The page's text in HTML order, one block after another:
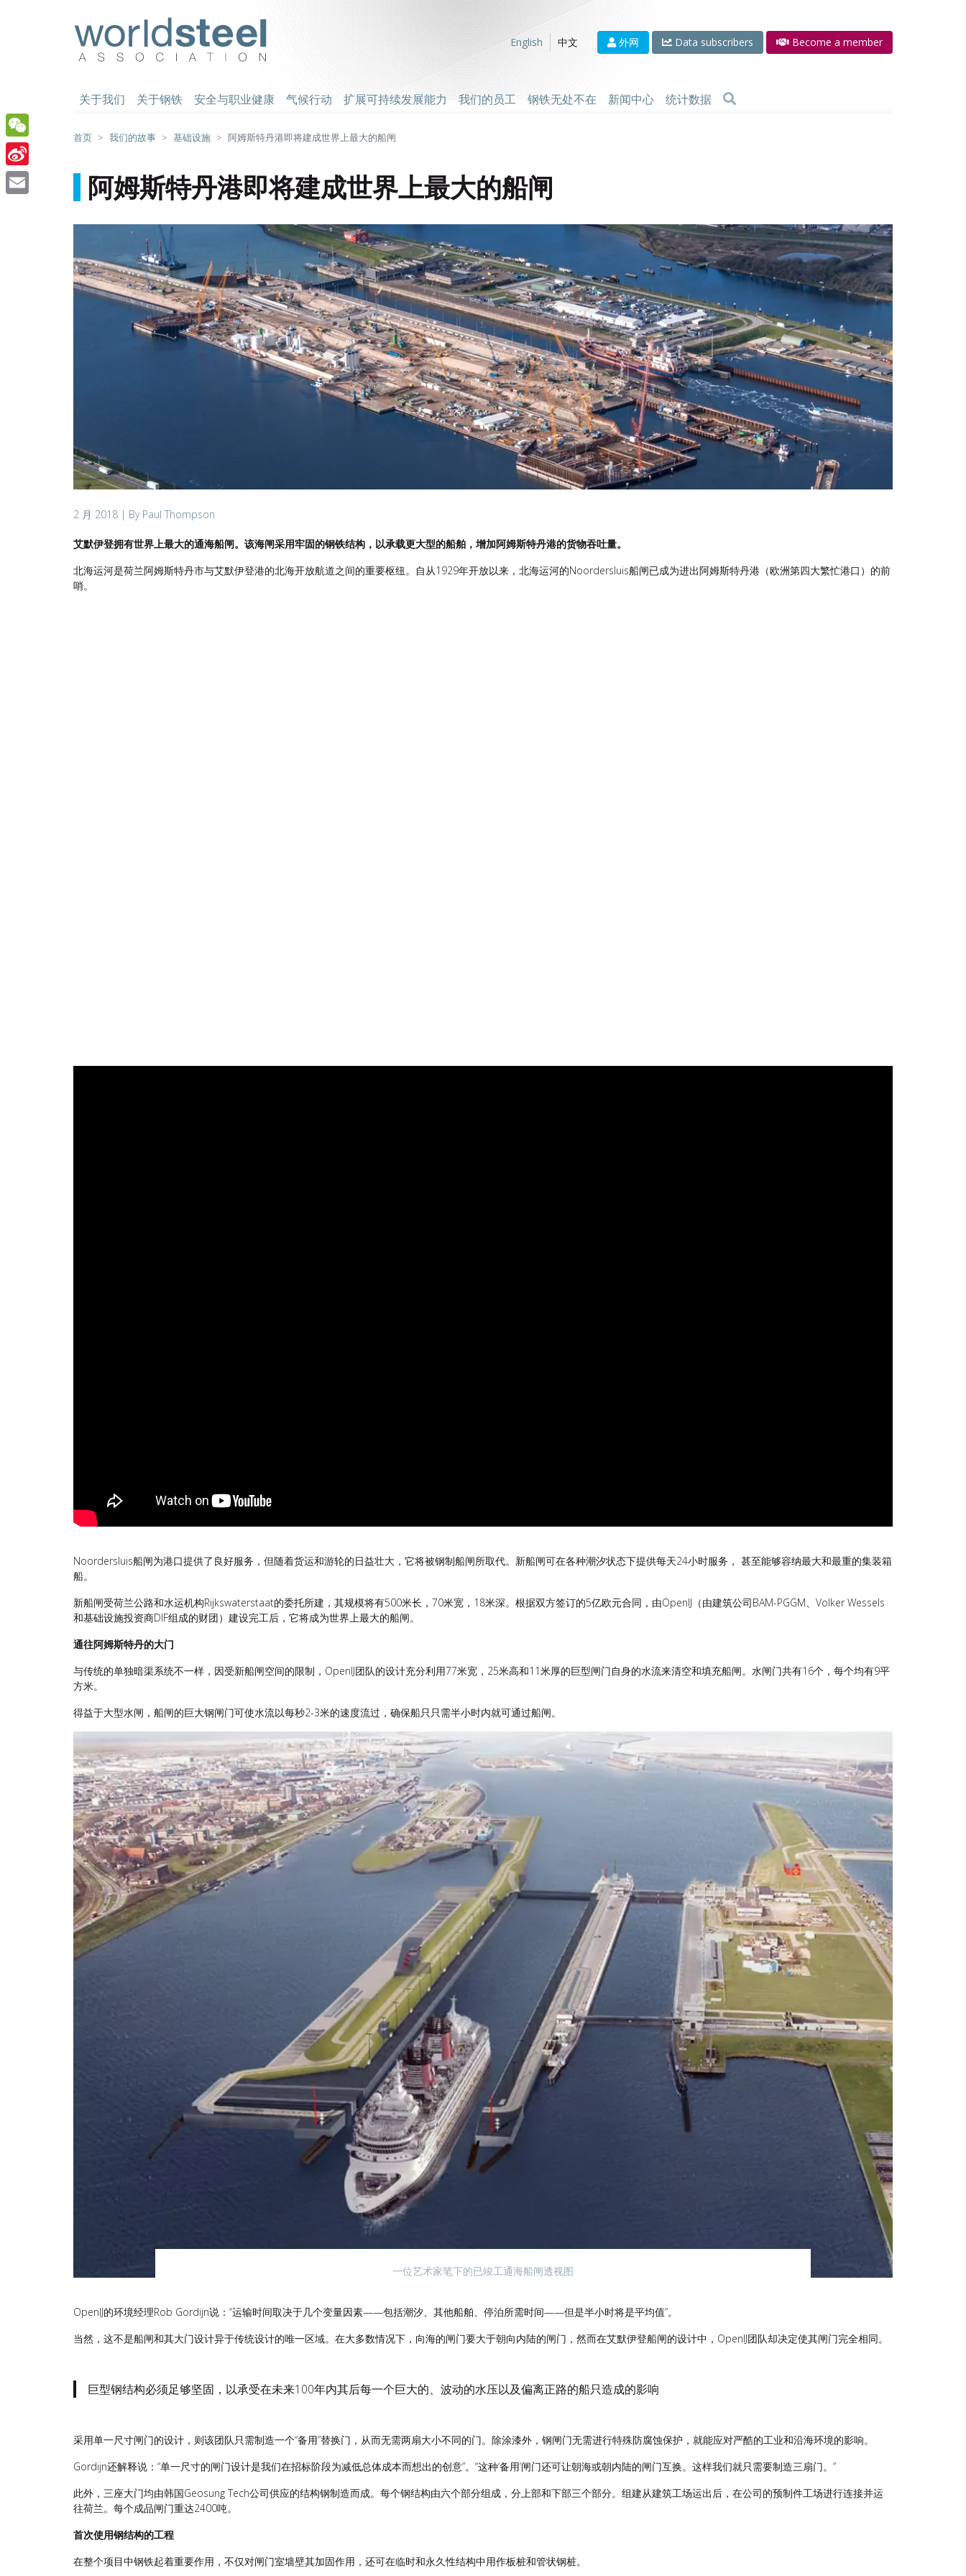
English
中文 外网 Data subscribers Become a member
关于我们 关于钢铁 安全与职业健康 气候行动 扩展可持续发展能力 我们的员工 钢铁无处不在 新闻中心 统计数据
首页 我们的故事 基础设施 阿姆斯特丹港即将建成世界上最大的船闸
阿姆斯特丹港即将建成世界上最大的船闸
2 月 2018 | By Paul Thompson
艾默伊登拥有世界上最大的通海船闸。该海闸采用牢固的钢铁结构，以承载更大型的船舶，增加阿姆斯特丹港的货物吞吐量。
北海运河是荷兰阿姆斯特丹市与艾默伊登港的北海开放航道之间的重要枢纽。自从1929年开放以来，北海运河的Noordersluis船闸已成为进出阿姆斯特丹港（欧洲第四大繁忙港口）的前
哨。
Noordersluis船闸为港口提供了良好服务，但随着货运和游轮的日益壮大，它将被钢制船闸所取代。新船闸可在各种潮汐状态下提供每天24小时服务， 甚至能够容纳最大和最重的集装箱
船。
新船闸受荷兰公路和水运机构Rijkswaterstaat的委托所建，其规模将有500米长，70米宽，18米深。根据双方签订的5亿欧元合同，由OpenIJ（由建筑公司BAM-PGGM、Volker Wessels
和基础设施投资商DIF组成的财团）建设完工后，它将成为世界上最大的船闸。
通往阿姆斯特丹的大门
与传统的单独暗渠系统不一样，因受新船闸空间的限制，OpenIJ团队的设计充分利用77米宽，25米高和11米厚的巨型闸门自身的水流来清空和填充船闸。水闸门共有16个，每个均有9平
方米。
得益于大型水闸，船闸的巨大钢闸门可使水流以每秒2-3米的速度流过，确保船只只需半小时内就可通过船闸。
一位艺术家笔下的已竣工通海船闸透视图
OpenIJ的环境经理Rob Gordijn说：“运输时间取决于几个变量因素——包括潮汐、其他船舶、停泊所需时间——但是半小时将是平均值”。
当然，这不是船闸和其大门设计异于传统设计的唯一区域。在大多数情况下，向海的闸门要大于朝向内陆的闸门，然而在艾默伊登船闸的设计中，OpenIJ团队却决定使其闸门完全相同。
巨型钢结构必须足够坚固，以承受在未来100年内其后每一个巨大的、波动的水压以及偏离正路的船只造成的影响
采用单一尺寸闸门的设计，则该团队只需制造一个“备用”替换门，从而无需两扇大小不同的门。除涂漆外，钢闸门无需进行特殊防腐蚀保护，就能应对严酷的工业和沿海环境的影响。
Gordijn还解释说：“单一尺寸的闸门设计是我们在招标阶段为减低总体成本而想出的创意”。“这种‘备用’闸门还可让朝海或朝内陆的闸门互换。这样我们就只需要制造三扇门。”
此外，三座大门均由韩国Geosung Tech公司供应的结构钢制造而成。每个钢结构由六个部分组成，分上部和下部三个部分。组建从建筑工场运出后，在公司的预制件工场进行连接并运
往荷兰。每个成品闸门重达2400吨。
首次使用钢结构的工程
在整个项目中钢铁起着重要作用，不仅对闸门室墙壁其加固作用，还可在临时和永久性结构中用作板桩和管状钢桩。
WeChat
Sina